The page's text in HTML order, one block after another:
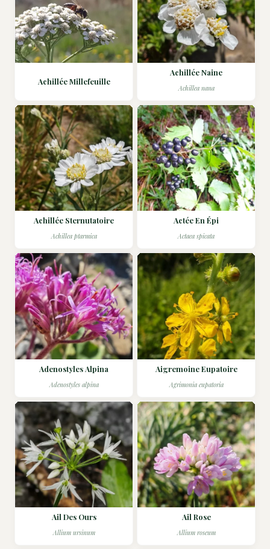
Achillée Millefeuille
Achillée Naine
Achillea nana
Achillée Sternutatoire
Achillea ptarmica
Actée En Épi
Actaea spicata
Adenostyles Alpina
Adenostyles alpina
Aigremoine Eupatoire
Agrimonia eupatoria
Ail Des Ours
Allium ursinum
Ail Rose
Allium roseum